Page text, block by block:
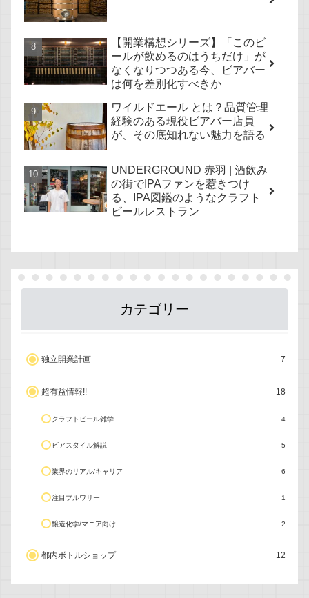
【開業構想シリーズ】「このビ
ールが飲めるのはうちだけ」が
なくなりつつある今、ビアバー
は何を差別化すべきか
ワイルドエール とは？品質管理
経験のある現役ビアバー店員
が、その底知れない魅力を語る
UNDERGROUND 赤羽 | 酒飲み
の街でIPAファンを惹きつけ
る、IPA図鑑のようなクラフト
ビールレストラン
カテゴリー
独立開業計画 7
超有益情報!! 18
クラフトビール雑学 4
ビアスタイル解説 5
業界のリアル/キャリア 6
注目ブルワリー 1
醸造化学/マニア向け 2
都内ボトルショップ 12